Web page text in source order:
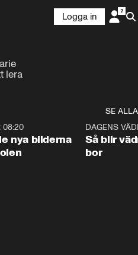
Logga in
lera
SE ALLA
08:20
nya bilderna
DAGENS
Så blir
bor